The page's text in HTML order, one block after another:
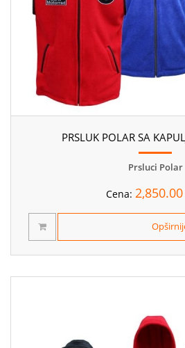
PRSLUK POLAR SA
Prsluci Polar
Cena: 2,850.00